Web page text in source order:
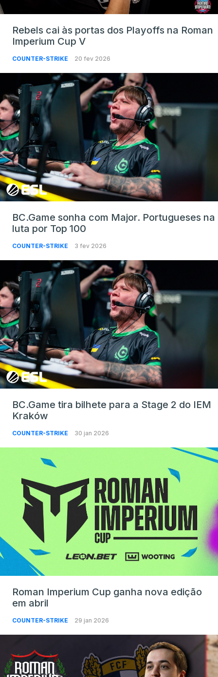
Rebels cai às portas dos Playoffs na Roman
Imperium Cup V
COUNTER-STRIKE 20 fev 2026
BC.Game sonha com Major. Portugueses na
luta por Top 100
COUNTER-STRIKE 3 fev 2026
BC.Game tira bilhete para a Stage 2 do IEM
Kraków
COUNTER-STRIKE 30 jan 2026
Roman Imperium Cup ganha nova edição
em abril
COUNTER-STRIKE 29 jan 2026